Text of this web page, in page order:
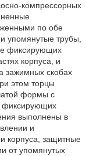
компрессорных
по обе
упомянутые трубы,
фиксирующих
корпуса, и
зажимных скобах
этом торцы
формы с
фиксирующих
выполнены в
и
корпуса, защитные
от упомянутых